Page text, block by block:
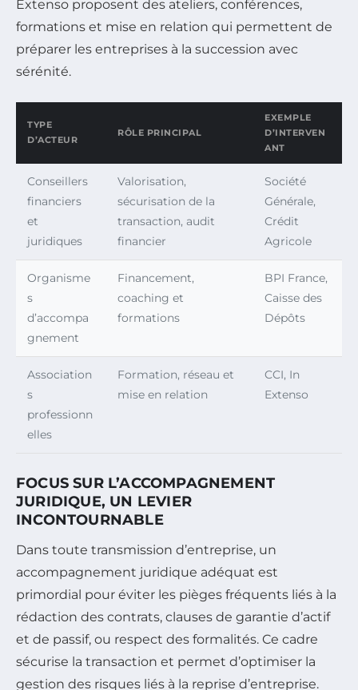
Extenso proposent des ateliers, conférences,
formations et mise en relation qui permettent de
préparer les entreprises à la succession avec
sérénité.
TYPE
D’ACTEUR
RÔLE PRINCIPAL
EXEMPLE
D’INTERVEN
ANT
Conseillers
financiers
et
juridiques
Valorisation,
sécurisation de la
transaction, audit
financier
Société
Générale,
Crédit
Agricole
Organisme
s
d’accompa
gnement
Financement,
coaching et
formations
BPI France,
Caisse des
Dépôts
Association
s
professionn
elles
Formation, réseau et
mise en relation
CCI, In
Extenso
FOCUS SUR L’ACCOMPAGNEMENT
JURIDIQUE, UN LEVIER
INCONTOURNABLE
Dans toute transmission d’entreprise, un
accompagnement juridique adéquat est
primordial pour éviter les pièges fréquents liés à la
rédaction des contrats, clauses de garantie d’actif
et de passif, ou respect des formalités. Ce cadre
sécurise la transaction et permet d’optimiser la
gestion des risques liés à la reprise d’entreprise.